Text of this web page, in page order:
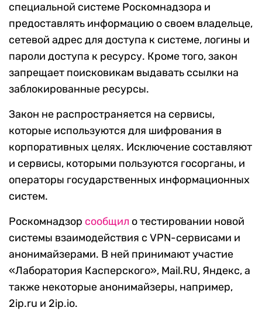
специальной системе Роскомнадзора и
предоставлять информацию о своем владельце,
сетевой адрес для доступа к системе, логины и
пароли доступа к ресурсу. Кроме того, закон
запрещает поисковикам выдавать ссылки на
заблокированные ресурсы.
Закон не распространяется на сервисы,
которые используются для шифрования в
корпоративных целях. Исключение составляют
и сервисы, которыми пользуются госорганы, и
операторы государственных информационных
систем.
Роскомнадзор сообщил о тестировании новой
системы взаимодействия с VPN-сервисами и
анонимайзерами. В ней принимают участие
«Лаборатория Касперского», Mail.RU, Яндекс, а
также некоторые анонимайзеры, например,
2ip.ru и 2ip.io.